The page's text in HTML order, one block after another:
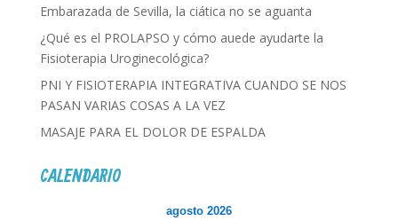
Embarazada de Sevilla, la ciática no se aguanta
¿Qué es el PROLAPSO y cómo auede ayudarte la
Fisioterapia Uroginecológica?
PNI Y FISIOTERAPIA INTEGRATIVA CUANDO SE NOS
PASAN VARIAS COSAS A LA VEZ
MASAJE PARA EL DOLOR DE ESPALDA
CALENDARIO
agosto 2026